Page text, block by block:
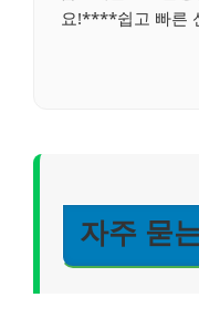
요!****쉽고 빠른
자주 묻